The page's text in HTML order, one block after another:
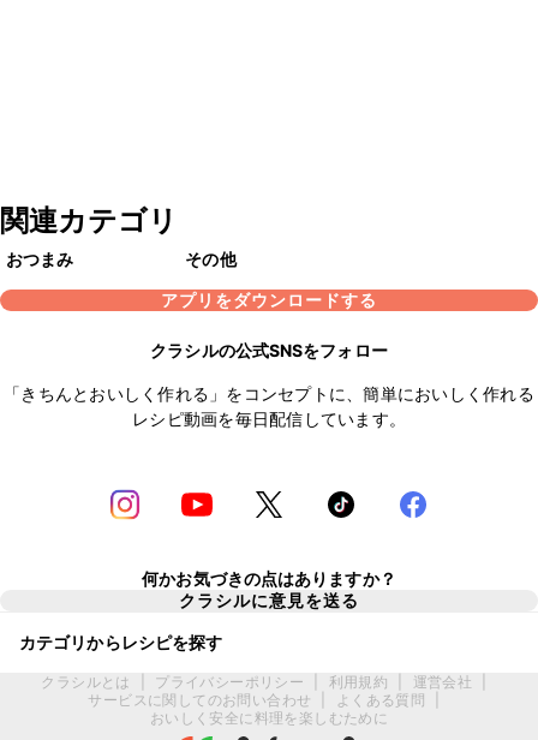
関連カテゴリ
おつまみ
その他
アプリをダウンロードする
クラシルの公式SNSをフォロー
「きちんとおいしく作れる」をコンセプトに、簡単においしく作れる
レシピ動画を毎日配信しています。
何かお気づきの点はありますか？
クラシルに意見を送る
カテゴリからレシピを探す
クラシルとは プライバシーポリシー 利用規約 運営会社
サービスに関してのお問い合わせ
よくある質問
おいしく安全に料理を楽しむために